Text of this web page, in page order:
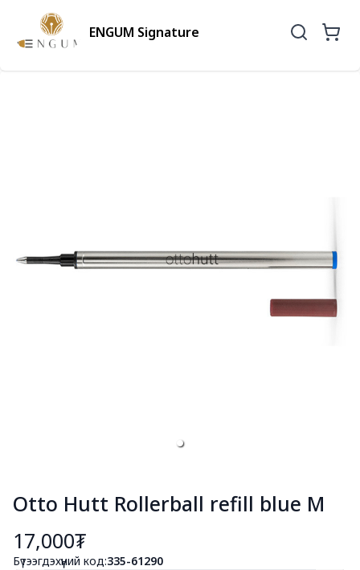
ENGUM Signature
Otto Hutt Rollerball refill blue M
17,000₮
Бүтээгдэхүүний код:335-61290